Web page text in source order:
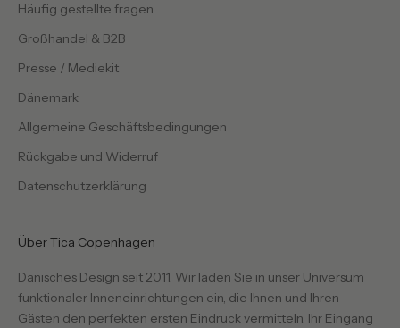
Häufig gestellte fragen
Großhandel & B2B
Presse / Mediekit
Dänemark
Allgemeine Geschäftsbedingungen
Rückgabe und Widerruf
Datenschutzerklärung
Über Tica Copenhagen
Dänisches Design seit 2011. Wir laden Sie in unser Universum
funktionaler Inneneinrichtungen ein, die Ihnen und Ihren
Gästen den perfekten ersten Eindruck vermitteln. Ihr Eingang